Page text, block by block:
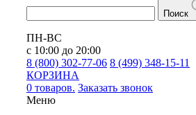
Поиск
ПН-ВС
с 10:00 до 20:00
8 (800) 302-77-06 8 (499) 348-15-11
КОРЗИНА
0 товаров. Заказать звонок
Меню